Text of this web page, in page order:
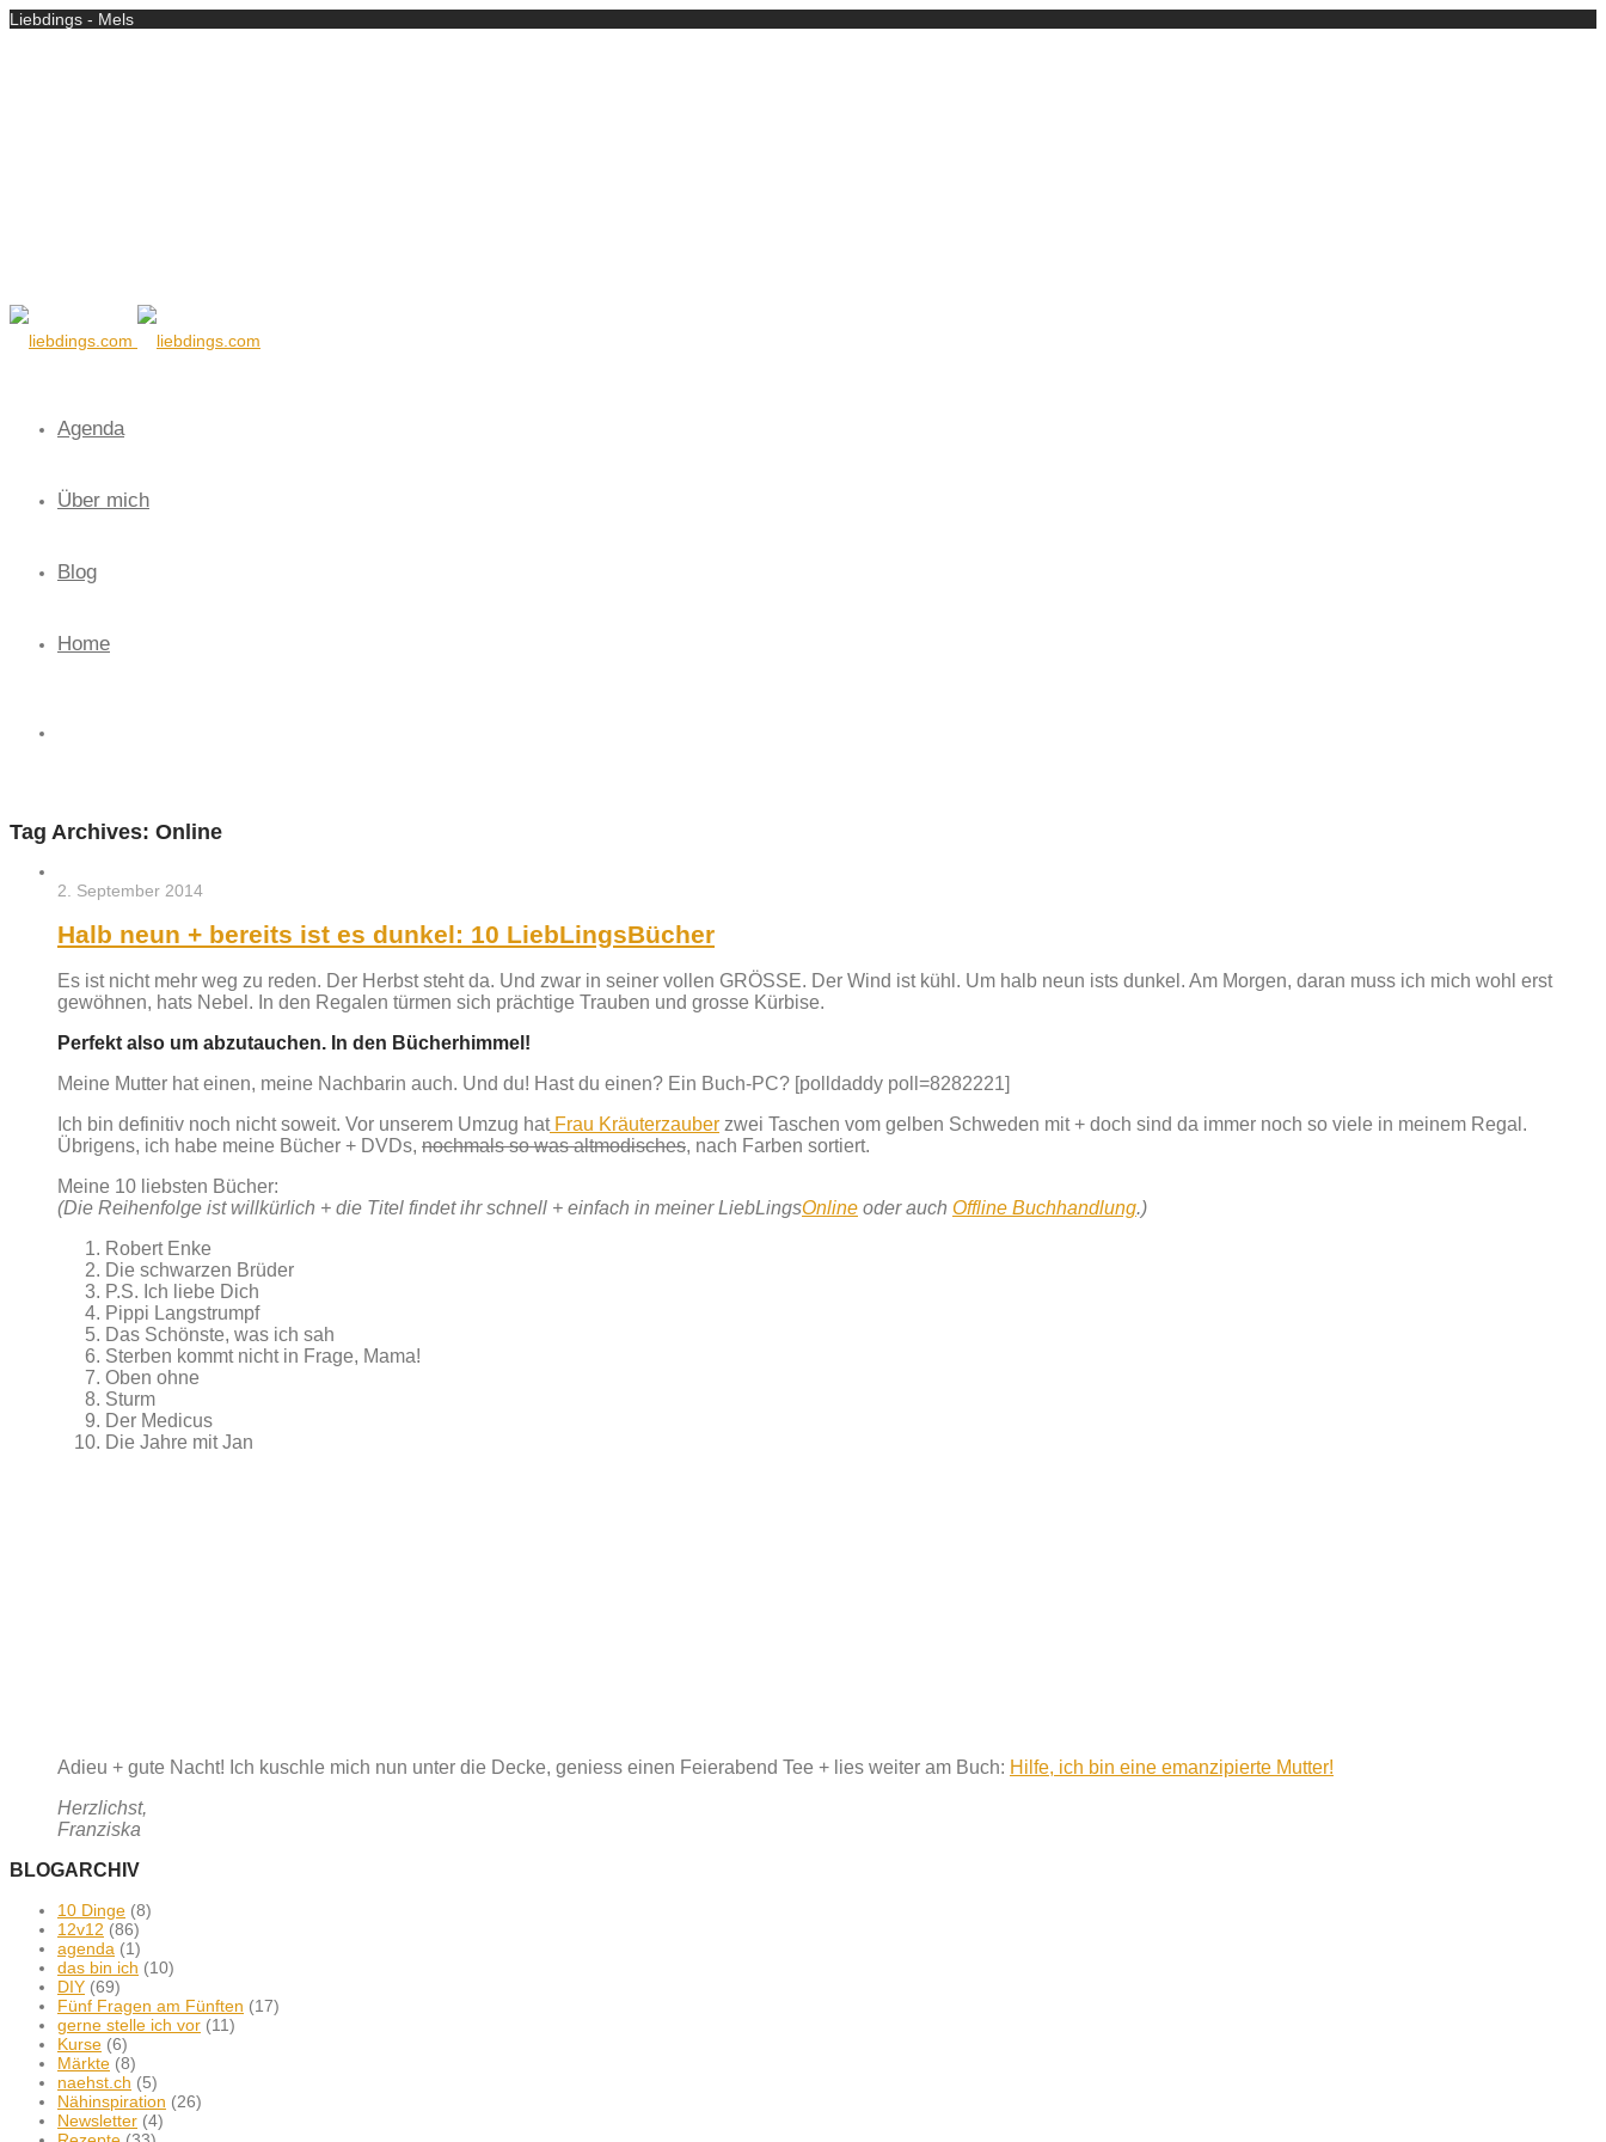
Liebdings - Mels
Agenda
Über mich
Blog
Home
Tag Archives: Online
2. September 2014
Halb neun + bereits ist es dunkel: 10 LiebLingsBücher
Es ist nicht mehr weg zu reden. Der Herbst steht da. Und zwar in seiner vollen GRÖSSE. Der Wind ist kühl. Um halb neun ists dunkel. Am Morgen, daran muss ich mich wohl erst
gewöhnen, hats Nebel. In den Regalen türmen sich prächtige Trauben und grosse Kürbise.
Perfekt also um abzutauchen. In den Bücherhimmel!
Meine Mutter hat einen, meine Nachbarin auch. Und du! Hast du einen? Ein Buch-PC? [polldaddy poll=8282221]
Ich bin definitiv noch nicht soweit. Vor unserem Umzug hatFrau Kräuterzauber zwei Taschen vom gelben Schweden mit + doch sind da immer noch so viele in meinem Regal.
Übrigens, ich habe meine Bücher + DVDs, nochmals so was altmodisches, nach Farben sortiert.
Meine 10 liebsten Bücher:
(Die Reihenfolge ist willkürlich + die Titel findet ihr schnell + einfach in meiner LiebLingsOnline oder auch Offline Buchhandlung.)
Robert Enke
Die schwarzen Brüder
P.S. Ich liebe Dich
Pippi Langstrumpf
Das Schönste, was ich sah
Sterben kommt nicht in Frage, Mama!
Oben ohne
Sturm
Der Medicus
Die Jahre mit Jan
Adieu + gute Nacht! Ich kuschle mich nun unter die Decke, geniess einen Feierabend Tee + lies weiter am Buch: Hilfe, ich bin eine emanzipierte Mutter!
Herzlichst,
Franziska
BLOGARCHIV
10 Dinge (8)
12v12 (86)
agenda (1)
das bin ich (10)
DIY (69)
Fünf Fragen am Fünften (17)
gerne stelle ich vor (11)
Kurse (6)
Märkte (8)
naehst.ch (5)
Nähinspiration (26)
Newsletter (4)